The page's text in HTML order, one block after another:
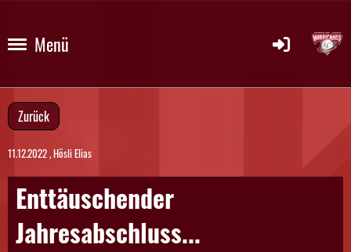
Menü
Zurück
11.12.2022, Hösli Elias
Enttäuschender
Jahresabschluss...